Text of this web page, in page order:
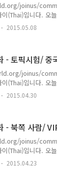
joinus/
(Thai)입니다. 오
발췌된 내용들
음식 / 무엇 / 나 /
2015.05.08
- 토픽시험/ 중
joinus/
(Thai)입니다. 오
발췌된 내용들입
꾸이 / 딩 / 꿔 / 혹
2015.04.30
- 북쪽 사람/
joinus/
(Thai)입니다. 오
발췌된 내용들입
/ 노이 / 죵 / 박
2015.04.23